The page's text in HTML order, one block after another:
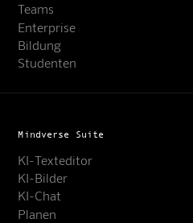
Teams
Enterprise
Bildung
Studenten
Mindverse Suite
KI-Texteditor
KI-Bilder
KI-Chat
Planen